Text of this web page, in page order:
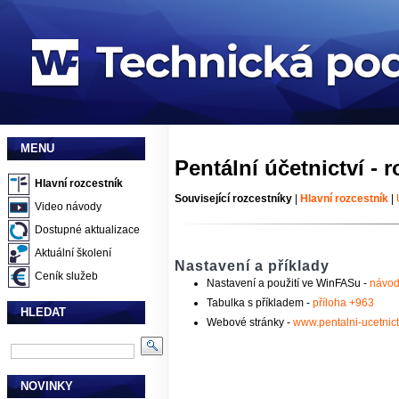
MENU
Hlavní rozcestník
Video návody
Dostupné aktualizace
Aktuální školení
Ceník služeb
HLEDAT
NOVINKY
Pentální účetnictví -
Související rozcestníky Hlavní rozcestník
Nastavení a příklady
Nastavení a použití ve WinFASu -
Tabulka s příkladem - příloha +963
Webové stránky - www.pentalni-